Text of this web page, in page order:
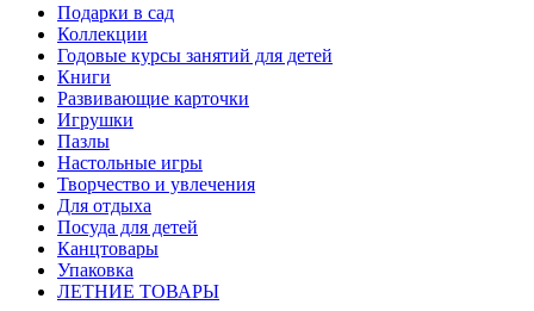
Подарки в сад
Коллекции
Годовые курсы занятий для детей
Книги
Развивающие карточки
Игрушки
Пазлы
Настольные игры
Творчество и увлечения
Для отдыха
Посуда для детей
Канцтовары
Упаковка
ЛЕТНИЕ ТОВАРЫ